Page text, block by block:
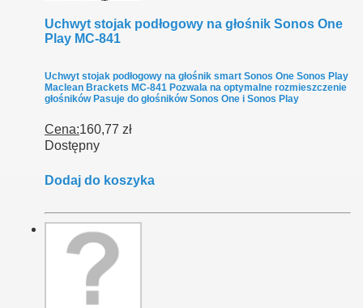
Uchwyt stojak podłogowy na głośnik Sonos One
Play MC-841
Uchwyt stojak podłogowy na głośnik smart Sonos One Sonos Play
Maclean Brackets MC-841 Pozwala na optymalne rozmieszczenie
głośników Pasuje do głośników Sonos One i Sonos Play
Cena:160,77 zł
Dostępny
Dodaj do koszyka